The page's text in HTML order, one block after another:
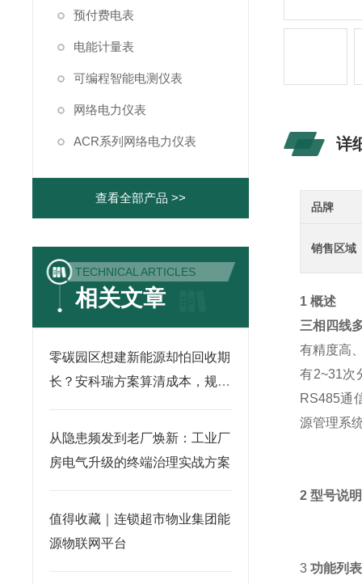
预付费电表
电能计量表
可编程智能电测仪表
网络电力仪表
ACR系列网络电力仪表
查看全部产品 >>
TECHNICAL ARTICLES
相关文章
零碳园区想建新能源却怕回收期
长？安科瑞方案算清成本，规划
从隐患频发到老厂焕新：工业厂
房电气升级的终端治理实战方案
值得收藏｜连锁超市物业集团能
源物联网平台
详
品牌
销售区域
1 概述
三相四线
有精度高
有2~31次
RS485通
源管理系
2 型号说明
3功能列表